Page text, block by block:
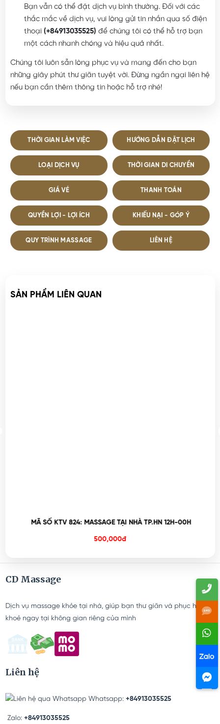
Nếu bạn đang du lịch và chưa có địa chỉ cố
định: Bạn có thể tìm một khách sạn hoặc nhà nghỉ
gần khu vực mong muốn trên Google Maps, sao chép
địa chỉ đó và gửi cho chúng tôi. Sau khi nhận được thời
thời gian và đến trước kỹ thuật viên vài phút là được.
Hỗ trợ ngôn ngữ cho khách quốc tế:Nếu bạn là du
khách quốc tế và có rào cản ngôn ngữ, đừng lo lắng.
một cách nhanh chóng và hiệu quả nhất.
Chúng tôi luôn sẵn lòng phục vụ và mang đến cho bạn
những giây phút thư giãn tuyệt vời. Đừng ngần ngại liên hệ
nếu bạn cần thêm thông tin hoặc hỗ trợ nhé!
THỜI GIAN LÀM VIỆC HƯỚNG DẪN ĐẶT LỊCH
MÃ SỐ KTV 824: MASSAGE TẠI NHÀ TP.HN 12H-00H
CD Massage
Dịch vụ massage khỏe tại nhà, giúp bạn thư giãn và phục hồi sức
khoẻ ngay tại không gian riêng của mình